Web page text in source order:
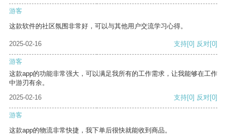
游客
这款软件的社区氛围非常好，可以与其他用户交流学习心得。
2025-02-16 支持[0] 反对[0]
游客
这款app的功能非常强大，可以满足我所有的工作需求，让我能够在工作
中游刃有余。
2025-02-16
支持[0] 反对[0]
游客
这款app的物流非常快捷，我下单后很快就能收到商品。